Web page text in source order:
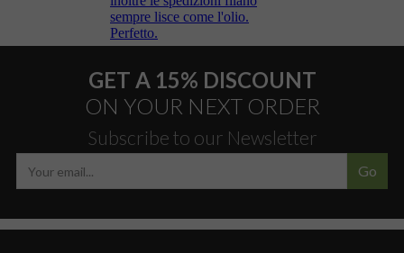
GET A 15% DISCOUNT
ON YOUR NEXT ORDER
Subscribe to our Newsletter
Go